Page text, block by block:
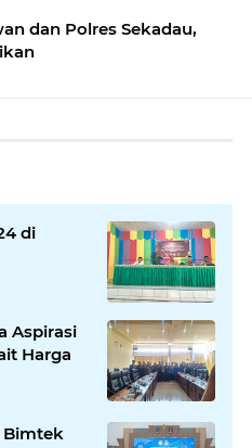
dan Polres Sekadau,
di
Aspirasi
Harga
Bimtek